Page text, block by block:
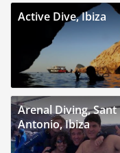
Active Dive, Ibiza
Arenal Diving, Sant
Antonio, Ibiza